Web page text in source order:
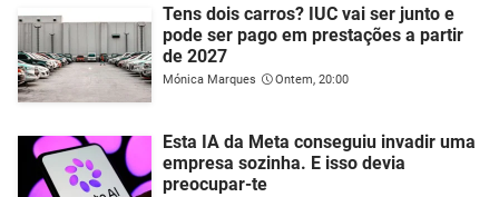
Tens dois carros? IUC vai ser junto e
pode ser pago em prestações a partir
de 2027
Mónica Marques Ontem, 20:00
Esta IA da Meta conseguiu invadir uma
empresa sozinha. E isso devia
preocupar-te